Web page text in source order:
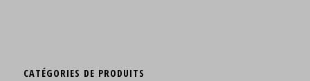
CATÉGORIES DE PRODUITS